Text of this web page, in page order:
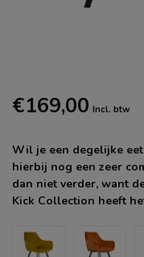
€169,00 Incl. btw
Wil je een degelijke
hierbij nog een zeer
dan niet verder, want
Kick Collection heeft